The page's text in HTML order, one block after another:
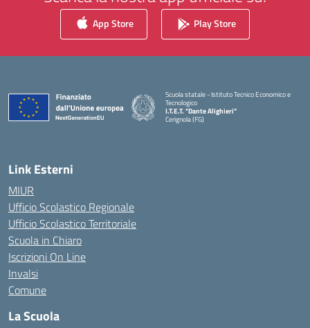
App Store Play Store
Scuola statale - Istituto Tecnico Economico e
Tecnologico
I.T.E.T. "Dante Alighieri"
Cerignola (FG)
— Visita la pagina iniziale della scuola
Link Esterni
MIUR
Ufficio Scolastico Regionale
Ufficio Scolastico Territoriale
Scuola in Chiaro
Iscrizioni On Line
Invalsi
Comune
La Scuola